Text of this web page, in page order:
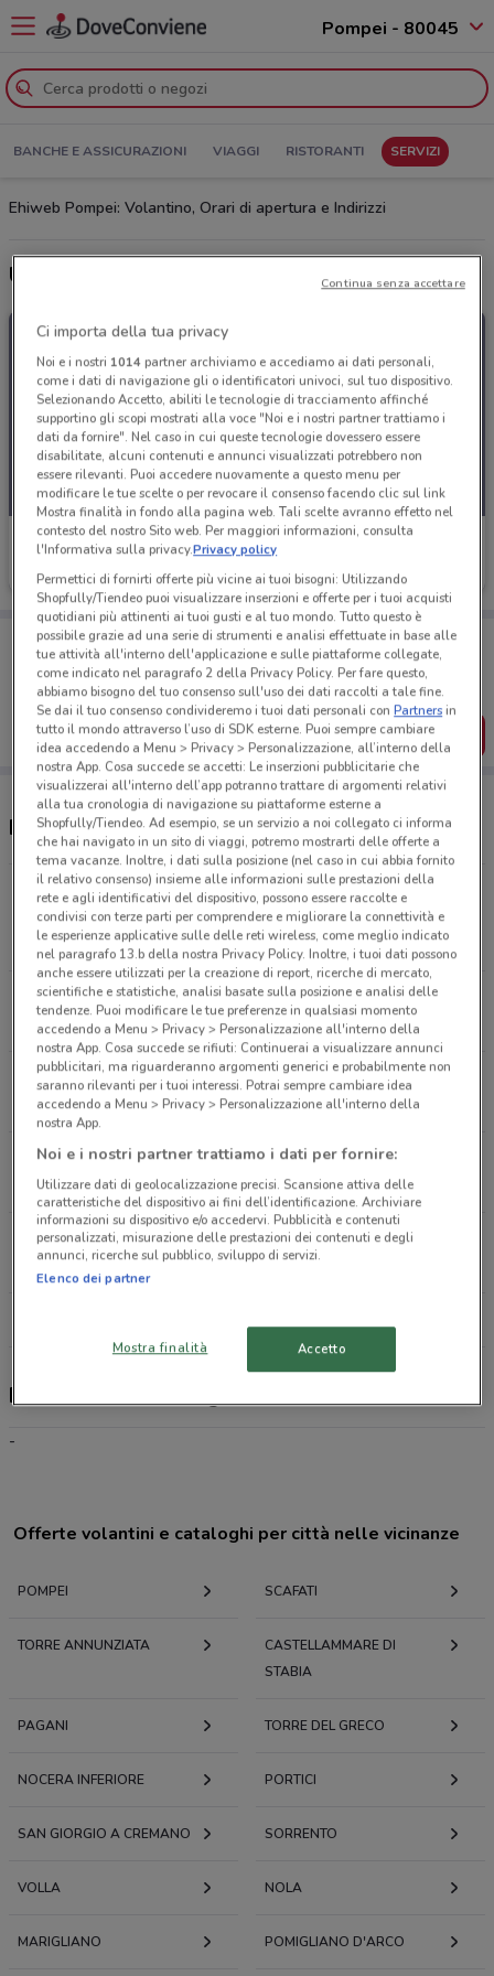
Pompei - 80045
BANCHE E ASSICURAZIONI VIAGGI RISTORANTI SERVIZI
Ehiweb Pompei: Volantino, Orari di apertura e Indirizzi
Ultime offerte del volantino Ehiweb
Ehiweb
Scade il 31/08
Porta DoveConviene sempre con te!
Puoi trovare le migliori offerte dei negozi vicino a te,
salvarle e creare la tua lista del risparmio, comodamente
dal tuo cellulare.
SCARICA L’APP
Negozi Ehiweb a Pompei
Via Terza Traversa San Michele, 64 Piano Di
Sorrento
15.1 km
Via Roma, 15 Roccapiemonte
16.1 km
Via Picenna, 17 San Giorgio A Cremano
16.2 km
Via San Gennariello, 76 Pollena Trocchia
16.5 km
Via Rubinacci, 25 Cercola
16.6 km
Ehiweb, offerte e negozi
-
Offerte volantini e cataloghi per città nelle vicinanze
POMPEI SCAFATI
TORRE ANNUNZIATA
CASTELLAMMARE DI
STABIA
PAGANI TORRE DEL GRECO
NOCERA INFERIORE PORTICI
SAN GIORGIO A CREMANO SORRENTO
VOLLA NOLA
MARIGLIANO POMIGLIANO D'ARCO
Ci importa della tua privacy
Noi e i nostri 1014partner archiviamo e accediamo ai dati personali,
come i dati di navigazione gli o identificatori univoci, sul tuo dispositivo.
Selezionando Accetto, abiliti le tecnologie di tracciamento affinché
supportino gli scopi mostrati alla voce "Noi e i nostri partner trattiamo i
dati da fornire". Nel caso in cui queste tecnologie dovessero essere
disabilitate, alcuni contenuti e annunci visualizzati potrebbero non
essere rilevanti. Puoi accedere nuovamente a questo menu per
modificare le tue scelte o per revocare il consenso facendo clic sul link
Mostra finalità in fondo alla pagina web. Tali scelte avranno effetto nel
contesto del nostro Sito web. Per maggiori informazioni, consulta
l'Informativa sulla privacy.Privacy policy
Permettici di fornirti offerte più vicine ai tuoi bisogni: Utilizzando
Shopfully/Tiendeo puoi visualizzare inserzioni e offerte per i tuoi acquisti
quotidiani più attinenti ai tuoi gusti e al tuo mondo. Tutto questo è
possibile grazie ad una serie di strumenti e analisi effettuate in base alle
tue attività all'interno dell'applicazione e sulle piattaforme collegate,
come indicato nel paragrafo 2 della Privacy Policy. Per fare questo,
abbiamo bisogno del tuo consenso sull'uso dei dati raccolti a tale fine.
Se dai il tuo consenso condivideremo i tuoi dati personali conPartnersin
tutto il mondo attraverso l’uso di SDK esterne. Puoi sempre cambiare
idea accedendo a Menu > Privacy > Personalizzazione, all’interno della
nostra App. Cosa succede se accetti: Le inserzioni pubblicitarie che
visualizzerai all'interno dell’app potranno trattare di argomenti relativi
alla tua cronologia di navigazione su piattaforme esterne a
Shopfully/Tiendeo. Ad esempio, se un servizio a noi collegato ci informa
che hai navigato in un sito di viaggi, potremo mostrarti delle offerte a
tema vacanze. Inoltre, i dati sulla posizione (nel caso in cui abbia fornito
il relativo consenso) insieme alle informazioni sulle prestazioni della
rete e agli identificativi del dispositivo, possono essere raccolte e
condivisi con terze parti per comprendere e migliorare la connettività e
le esperienze applicative sulle delle reti wireless, come meglio indicato
nel paragrafo 13.b della nostra Privacy Policy. Inoltre, i tuoi dati possono
anche essere utilizzati per la creazione di report, ricerche di mercato,
scientifiche e statistiche, analisi basate sulla posizione e analisi delle
tendenze. Puoi modificare le tue preferenze in qualsiasi momento
accedendo a Menu > Privacy > Personalizzazione all'interno della
nostra App. Cosa succede se rifiuti: Continuerai a visualizzare annunci
pubblicitari, ma riguarderanno argomenti generici e probabilmente non
saranno rilevanti per i tuoi interessi. Potrai sempre cambiare idea
accedendo a Menu > Privacy > Personalizzazione all'interno della
nostra App.
Noi e i nostri partner trattiamo i dati per fornire:
Utilizzare dati di geolocalizzazione precisi. Scansione attiva delle
caratteristiche del dispositivo ai fini dell’identificazione. Archiviare
informazioni su dispositivo e/o accedervi. Pubblicità e contenuti
personalizzati, misurazione delle prestazioni dei contenuti e degli
annunci, ricerche sul pubblico, sviluppo di servizi.
Elenco dei partner
Mostra finalità Accetto
Continua senza accettare